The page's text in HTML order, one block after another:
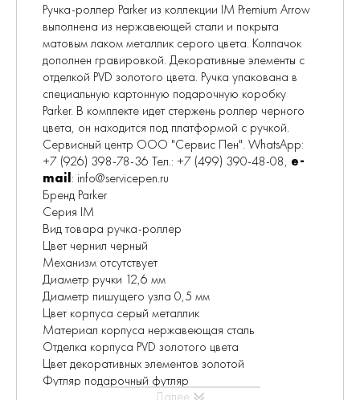
Ручка-роллер Parker из коллекции IM Premium Arrow
выполнена из нержавеющей стали и покрыта
матовым лаком металлик серого цвета. Колпачок
дополнен гравировкой. Декоративные элементы с
отделкой PVD золотого цвета. Ручка упакована в
специальную картонную подарочную коробку
Parker. В комплекте идет стержень роллер черного
цвета, он находится под платформой с ручкой.
Сервисный центр ООО "Сервис Пен". WhatsApp:
+7 (926) 398-78-36 Тел.: +7 (499) 390-48-08, e-
mail: info@servicepen.ru
Бренд Parker
Серия IM
Вид товара ручка-роллер
Цвет чернил черный
Механизм отсутствует
Диаметр ручки 12,6 мм
Диаметр пишущего узла 0,5 мм
Цвет корпуса серый металлик
Материал корпуса нержавеющая сталь
Отделка корпуса PVD золотого цвета
Цвет декоративных элементов золотой
Футляр подарочный футляр
Далее